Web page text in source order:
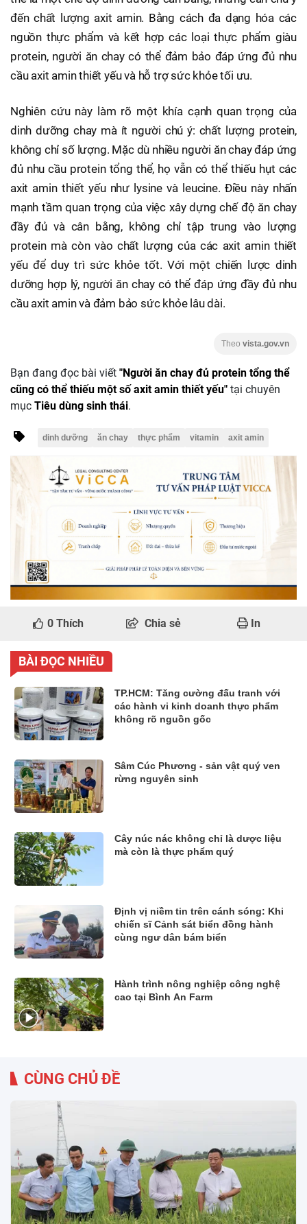
đến chất lượng axit amin. Bằng cách đa dạng hóa các
nguồn thực phẩm và kết hợp các loại thực phẩm giàu
protein, người ăn chay có thể đảm bảo đáp ứng đủ nhu
cầu axit amin thiết yếu và hỗ trợ sức khỏe tối ưu.
Nghiên cứu này làm rõ một khía cạnh quan trọng của
dinh dưỡng chay mà ít người chú ý: chất lượng protein,
không chỉ số lượng. Mặc dù nhiều người ăn chay đáp ứng
đủ nhu cầu protein tổng thể, họ vẫn có thể thiếu hụt các
axit amin thiết yếu như lysine và leucine. Điều này nhấn
mạnh tầm quan trọng của việc xây dựng chế độ ăn chay
đầy đủ và cân bằng, không chỉ tập trung vào lượng
protein mà còn vào chất lượng của các axit amin thiết
yếu để duy trì sức khỏe tốt. Với một chiến lược dinh
dưỡng hợp lý, người ăn chay có thể đáp ứng đầy đủ nhu
cầu axit amin và đảm bảo sức khỏe lâu dài.
Theo vista.gov.vn
Bạn đang đọc bài viết "Người ăn chay đủ protein tổng thể
cũng có thể thiếu một số axit amin thiết yếu" tại chuyên
mục Tiêu dùng sinh thái.
dinh dưỡng ăn chay thực phẩm vitamin axit amin
0 Thích Chia sẻ In
BÀI ĐỌC NHIỀU
TP.HCM: Tăng cường đấu tranh với
các hành vi kinh doanh thực phẩm
không rõ nguồn gốc
Sâm Cúc Phương - sản vật quý ven
rừng nguyên sinh
Cây núc nác không chỉ là dược liệu
mà còn là thực phẩm quý
Định vị niềm tin trên cánh sóng: Khi
chiến sĩ Cảnh sát biển đồng hành
cùng ngư dân bám biển
Hành trình nông nghiệp công nghệ
cao tại Bình An Farm
CÙNG CHỦ ĐỀ